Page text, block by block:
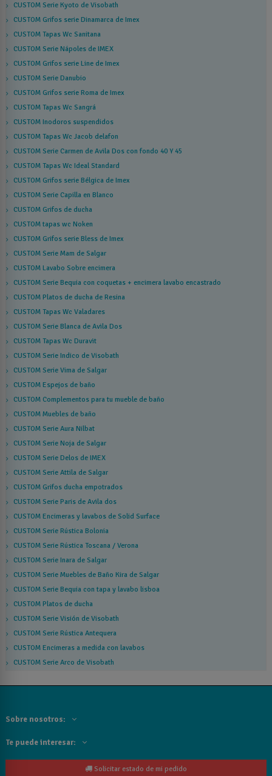
CUSTOM Serie Kyoto de Visobath
CUSTOM Grifos serie Dinamarca de Imex
CUSTOM Tapas Wc Sanitana
CUSTOM Serie Nápoles de IMEX
CUSTOM Grifos serie Line de Imex
CUSTOM Serie Danubio
CUSTOM Grifos serie Roma de Imex
CUSTOM Tapas Wc Sangrá
CUSTOM Inodoros suspendidos
CUSTOM Tapas Wc Jacob delafon
CUSTOM Serie Carmen de Avila Dos con fondo 40 Y 45
CUSTOM Tapas Wc Ideal Standard
CUSTOM Grifos serie Bélgica de Imex
CUSTOM Serie Capilla en Blanco
CUSTOM Grifos de ducha
CUSTOM tapas wc Noken
CUSTOM Grifos serie Bless de Imex
CUSTOM Serie Mam de Salgar
CUSTOM Lavabo Sobre encimera
CUSTOM Serie Bequia con coquetas + encimera lavabo encastrado
CUSTOM Platos de ducha de Resina
CUSTOM Tapas Wc Valadares
CUSTOM Serie Blanca de Avila Dos
CUSTOM Tapas Wc Duravit
CUSTOM Serie Indico de Visobath
CUSTOM Serie Vima de Salgar
CUSTOM Espejos de baño
CUSTOM Complementos para tu mueble de baño
CUSTOM Muebles de baño
CUSTOM Serie Aura Nilbat
CUSTOM Serie Noja de Salgar
CUSTOM Serie Delos de IMEX
CUSTOM Serie Attila de Salgar
CUSTOM Grifos ducha empotrados
CUSTOM Serie Paris de Avila dos
CUSTOM Encimeras y lavabos de Solid Surface
CUSTOM Serie Rústica Bolonia
CUSTOM Serie Rústica Toscana / Verona
CUSTOM Serie Inara de Salgar
CUSTOM Serie Muebles de Baño Kira de Salgar
CUSTOM Serie Bequia con tapa y lavabo lisboa
CUSTOM Platos de ducha
CUSTOM Serie Visión de Visobath
CUSTOM Serie Rústica Antequera
CUSTOM Encimeras a medida con lavabos
CUSTOM Serie Arco de Visobath
Sobre nosotros:
Te puede interesar:
Solicitar estado de mi pedido